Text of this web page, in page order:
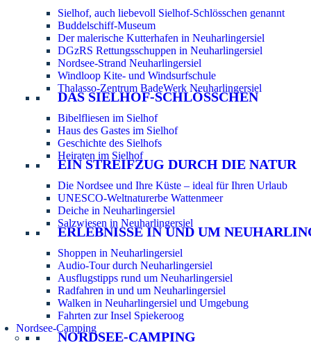
Sielhof, auch liebevoll Sielhof-Schlösschen genannt
Buddelschiff-Museum
Der malerische Kutterhafen in Neuharlingersiel
DGzRS Rettungsschuppen in Neuharlingersiel
Nordsee-Strand Neuharlingersiel
Windloop Kite- und Windsurfschule
Thalasso-Zentrum BadeWerk Neuharlingersiel
DAS SIELHOF-SCHLÖSSCHEN
Bibelfliesen im Sielhof
Haus des Gastes im Sielhof
Geschichte des Sielhofs
Heiraten im Sielhof
EIN STREIFZUG DURCH DIE NATUR
Die Nordsee und Ihre Küste – ideal für Ihren Urlaub
UNESCO-Weltnaturerbe Wattenmeer
Deiche in Neuharlingersiel
Salzwiesen in Neuharlingersiel
ERLEBNISSE IN UND UM
Shoppen in Neuharlingersiel
Audio-Tour durch Neuharlingersiel
Ausflugstipps rund um Neuharlingersiel
Radfahren in und um Neuharlingersiel
Walken in Neuharlingersiel und Umgebung
Fahrten zur Insel Spiekeroog
Nordsee-Camping
NORDSEE-CAMPING